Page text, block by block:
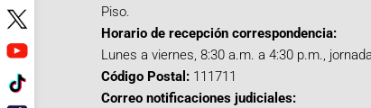
Piso.
Horario de recepción correspondencia:
Lunes a viernes, 8:30 a.m. a 4:30 p.m.,
Código Postal: 111711
Correo notificaciones judiciales: